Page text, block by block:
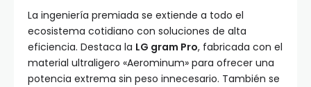
La ingeniería premiada se extiende a todo el
ecosistema cotidiano con soluciones de alta
eficiencia. Destaca la LG gram Pro, fabricada con el
material ultraligero «Aerominum» para ofrecer una
potencia extrema sin peso innecesario. También se